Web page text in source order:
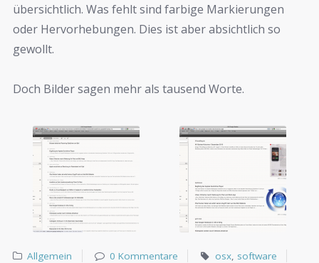
übersichtlich. Was fehlt sind farbige Markierungen
oder Hervorhebungen. Dies ist aber absichtlich so
gewollt.
Doch Bilder sagen mehr als tausend Worte.
Allgemein 0 Kommentare osx, software